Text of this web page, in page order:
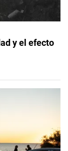
y el efecto